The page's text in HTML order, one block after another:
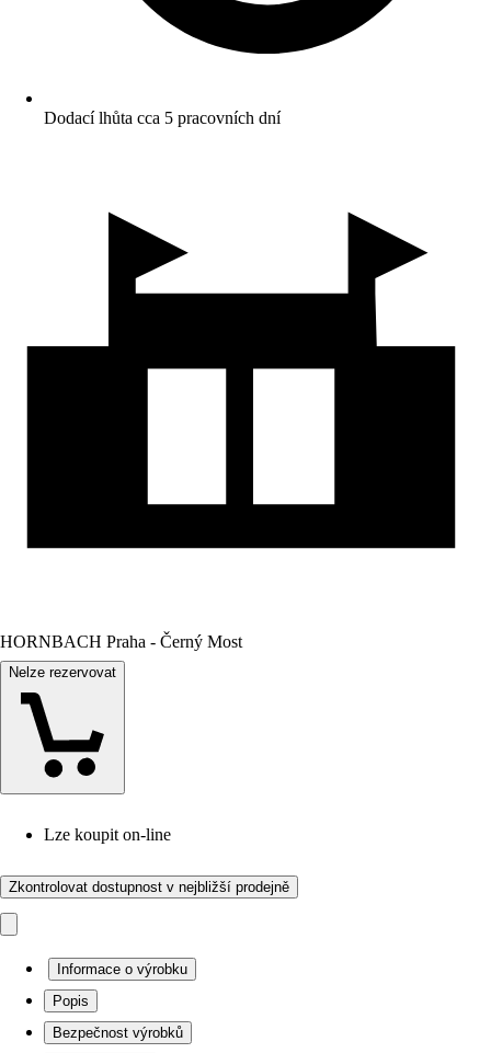
Dodací lhůta cca 5 pracovních dní
HORNBACH Praha - Černý Most
Nelze rezervovat
Lze koupit on-line
Zkontrolovat dostupnost v nejbližší prodejně
Informace o výrobku
Popis
Bezpečnost výrobků